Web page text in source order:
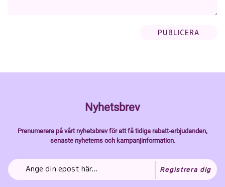
Nyhetsbrev
Prenumerera på vårt nyhetsbrev för att få tidiga rabatt-erbjudanden,
senaste nyheterns och kampanjinformation.
Registrera dig